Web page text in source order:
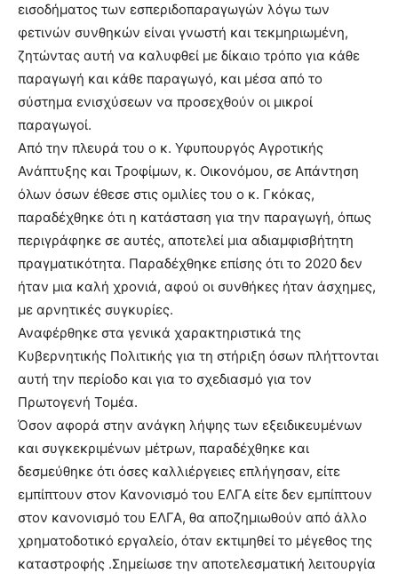
εισοδήματος των εσπεριδοπαραγωγών λόγω των
φετινών συνθηκών είναι γνωστή και τεκμηριωμένη,
ζητώντας αυτή να καλυφθεί με δίκαιο τρόπο για κάθε
παραγωγή και κάθε παραγωγό, και μέσα από το
σύστημα ενισχύσεων να προσεχθούν οι μικροί
παραγωγοί.
Από την πλευρά του ο κ. Υφυπουργός Αγροτικής
Ανάπτυξης και Τροφίμων, κ. Οικονόμου, σε Απάντηση
όλων όσων έθεσε στις ομιλίες του ο κ. Γκόκας,
παραδέχθηκε ότι η κατάσταση για την παραγωγή, όπως
περιγράφηκε σε αυτές, αποτελεί μια αδιαμφισβήτητη
πραγματικότητα. Παραδέχθηκε επίσης ότι το 2020 δεν
ήταν μια καλή χρονιά, αφού οι συνθήκες ήταν άσχημες,
με αρνητικές συγκυρίες.
Αναφέρθηκε στα γενικά χαρακτηριστικά της
Κυβερνητικής Πολιτικής για τη στήριξη όσων πλήττονται
αυτή την περίοδο και για το σχεδιασμό για τον
Πρωτογενή Τομέα.
Όσον αφορά στην ανάγκη λήψης των εξειδικευμένων
και συγκεκριμένων μέτρων, παραδέχθηκε και
δεσμεύθηκε ότι όσες καλλιέργειες επλήγησαν, είτε
εμπίπτουν στον Κανονισμό του ΕΛΓΑ είτε δεν εμπίπτουν
στον κανονισμό του ΕΛΓΑ, θα αποζημιωθούν από άλλο
χρηματοδοτικό εργαλείο, όταν εκτιμηθεί το μέγεθος της
καταστροφής .Σημείωσε την αποτελεσματική λειτουργία